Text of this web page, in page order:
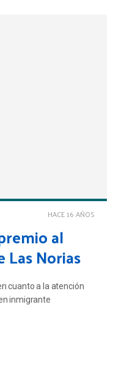
HACE 16 AÑOS
al
Norias
cuanto a la atención
inmigrante